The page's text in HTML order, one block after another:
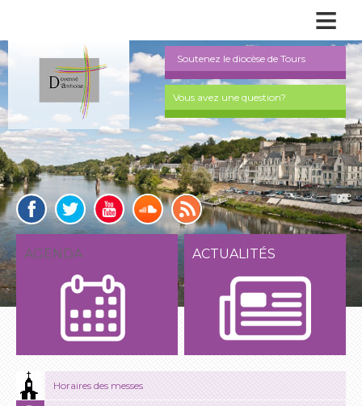
≡
Soutenez le diocèse de Tours
Vous avez une question?
AGENDA ACTUALITÉS
Horaires des messes